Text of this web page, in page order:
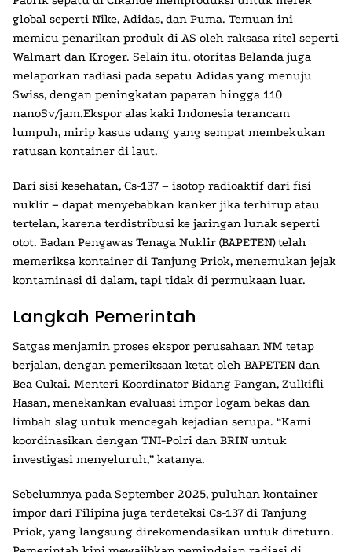
global seperti Nike, Adidas, dan Puma. Temuan ini
memicu penarikan produk di AS oleh raksasa ritel seperti
Walmart dan Kroger. Selain itu, otoritas Belanda juga
melaporkan radiasi pada sepatu Adidas yang menuju
Swiss, dengan peningkatan paparan hingga 110
nanoSv/jam.Ekspor alas kaki Indonesia terancam
lumpuh, mirip kasus udang yang sempat membekukan
ratusan kontainer di laut.
Dari sisi kesehatan, Cs-137 – isotop radioaktif dari fisi
nuklir – dapat menyebabkan kanker jika terhirup atau
tertelan, karena terdistribusi ke jaringan lunak seperti
otot. Badan Pengawas Tenaga Nuklir (BAPETEN) telah
memeriksa kontainer di Tanjung Priok, menemukan jejak
kontaminasi di dalam, tapi tidak di permukaan luar.
Langkah Pemerintah
Satgas menjamin proses ekspor perusahaan NM tetap
berjalan, dengan pemeriksaan ketat oleh BAPETEN dan
Bea Cukai. Menteri Koordinator Bidang Pangan, Zulkifli
Hasan, menekankan evaluasi impor logam bekas dan
limbah slag untuk mencegah kejadian serupa. “Kami
koordinasikan dengan TNI-Polri dan BRIN untuk
investigasi menyeluruh,” katanya.
Sebelumnya pada September 2025, puluhan kontainer
impor dari Filipina juga terdeteksi Cs-137 di Tanjung
Priok, yang langsung direkomendasikan untuk direturn.